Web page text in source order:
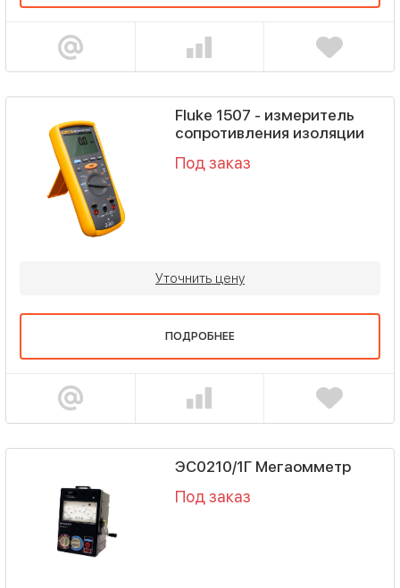
Fluke 1507 - измеритель
сопротивления изоляции
Под заказ
Уточнить цену
ПОДРОБНЕЕ
ЭС0210/1Г Мегаомметр
Под заказ